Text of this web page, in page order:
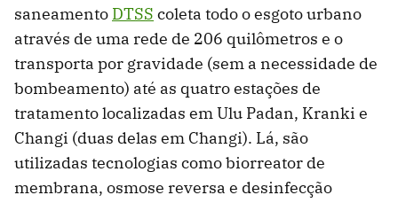
saneamento DTSS coleta todo o esgoto urbano
através de uma rede de 206 quilômetros e o
transporta por gravidade (sem a necessidade de
bombeamento) até as quatro estações de
tratamento localizadas em Ulu Padan, Kranki e
Changi (duas delas em Changi). Lá, são
utilizadas tecnologias como biorreator de
membrana, osmose reversa e desinfecção